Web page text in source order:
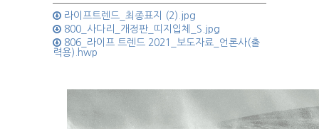
라이프트렌드_최종표지 (2).jpg
800_사다리_개정판_띠지입체_S.jpg
806_라이프 트렌드 2021_보도자료_언론사(출
력용).hwp